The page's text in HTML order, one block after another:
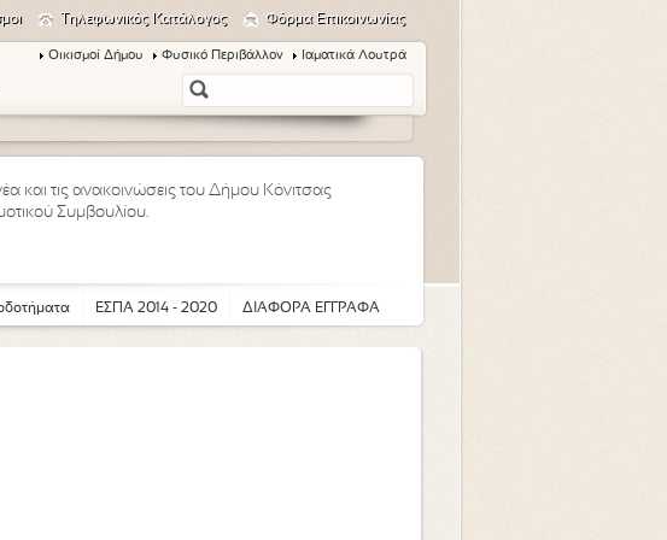
Τηλεφωνικός Κατάλογος Φόρμα Επικοινωνίας
Οικισμοί Δήμου Φυσικό Περιβάλλον Ιαματικά Λουτρά
και τις ανακοινώσεις του Δήμου Κόνιτσας
Συμβουλίου.
ΕΣΠΑ 2014 - 2020 ΔΙΑΦΟΡΑ ΕΓΓΡΑΦΑ